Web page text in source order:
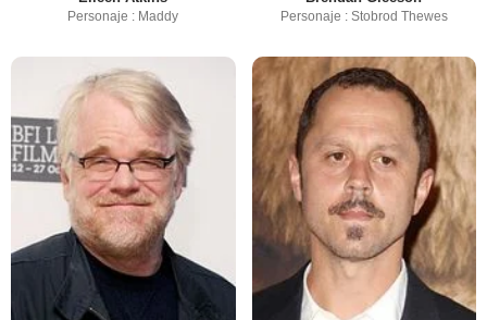
Personaje : Maddy Personaje : Stobrod Thewes